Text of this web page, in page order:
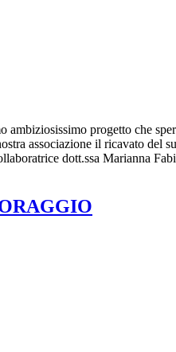
progetto che
associazione il ricavato
dott.ssa Marianna